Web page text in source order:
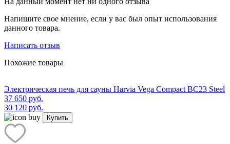
Напишите свое мнение, если у вас был опыт использования
данного товара.
Написать отзыв
Похожие товары
Электрическая печь для сауны Harvia Vega Compact BC23 Steel
37 650 руб.
30 120 руб.
Купить